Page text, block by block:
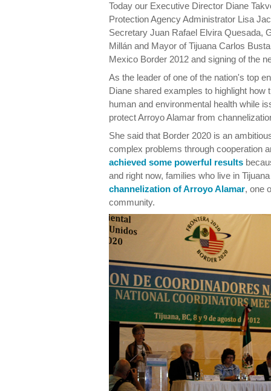
Today our Executive Director Diane
Protection Agency Administrator Lisa
Secretary Juan Rafael Elvira Quesada,
Millán and Mayor of Tijuana Carlos
Mexico Border 2012 and signing of the
As the leader of one of the nation's top
Diane shared examples to highlight how
human and environmental health while
protect Arroyo Alamar from
She said that Border 2020 is an
complex problems through cooperation
achieved some powerful results
and right now, families who live in
channelization of Arroyo Alamar, one
community.